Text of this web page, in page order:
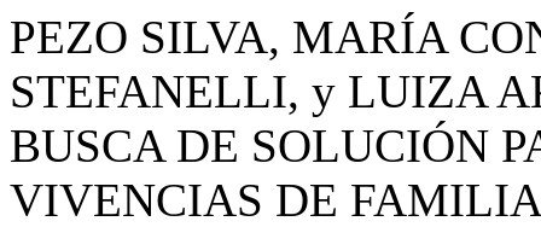
PEZO SILVA, MARÍA
STEFANELLI, y LUIZA
BUSCA DE SOLUCIÓN
VIVENCIAS DE